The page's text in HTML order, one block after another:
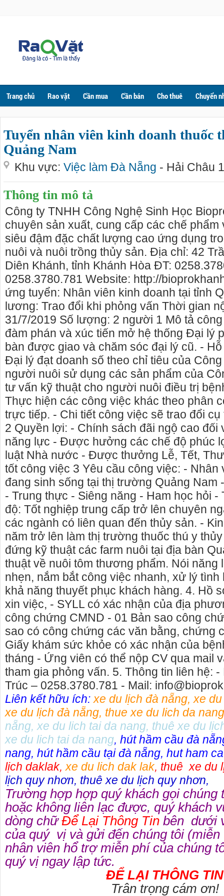
Trang chủ Rao vặt Cần mua Cần bán Cho thuê Chuyển
Tuyển nhân viên kinh doanh thuốc
Quảng Nam
Khu vực: Việc làm Đà Nẵng - Hải Châu
Thông tin mô tả
Công ty TNHH Công Nghệ Sinh Học
chuyên sản xuất, cung cấp các chế phẩm
siêu đậm đặc chất lượng cao ứng dụng
nuôi và nuôi trồng thủy sản. Địa chỉ: 42
Diên Khánh, tỉnh Khánh Hòa ĐT:
0258.3780.781 Website: http://
ứng tuyển: Nhân viên kinh doanh tại tỉnh
lương: Trao đổi khi phỏng vấn Thời gian
31/7/2019 Số lượng: 2 người 1 Mô tả
đàm phán và xúc tiến mở hệ thống Đại lý
bàn được giao và chăm sóc đại lý cũ. -
Đại lý đạt doanh số theo chỉ tiêu của
người nuôi sử dụng các sản phẩm của
tư vấn kỹ thuật cho người nuôi điều trị
Thực hiện các công việc khác theo phân
trực tiếp. - Chi tiết công việc sẽ trao đổi
2 Quyền lợi: - Chính sách đãi ngộ cao đối
năng lực - Được hưởng các chế độ phúc
luật Nhà nước - Được thưởng Lễ, Tết,
tốt công việc 3 Yêu cầu công việc: - Nhân
đang sinh sống tại thị trường Quảng Nam
- Trung thực - Siêng năng - Ham học hỏi -
độ: Tốt nghiệp trung cấp trở lên chuyên
các ngành có liên quan đến thủy sản. -
năm trở lên làm thị trường thuốc thú y
đứng kỹ thuật các farm nuôi tại địa bàn
thuật về nuôi tôm thương phẩm. Nói năng
nhẹn, nắm bắt công việc nhanh, xử lý tình
khả năng thuyết phục khách hàng. 4. Hồ
xin việc, - SYLL có xác nhận của địa
công chứng CMND - 01 Bản sao công
sao có công chứng các văn bằng, chứng
Giấy khám sức khỏe có xác nhận của
tháng - Ứng viên có thể nộp CV qua mail
tham gia phỏng vấn. 5. Thông tin liên hệ:
Trúc – 0258.3780.781 - Mail:
Liên kết hữu ích:xe du lịch đà nẵng,xe
xe du lịch đà nẵng, thue xe du lich da nang
nẵng,xe du lich tai da nang, thuê xe du
xe du lich tai da nang, hút hầm cầu đà
nang, hút hầm cầu tại đà nẵng, hut ham
lịch daklak,xe du lich dak lak, thuê xe du
lịch quy nhơn, thuê xe du lịch quy nhơn,
Trường hợp hợp quý khách gọi chúng
hoặc không liên lạc được, quý khách
dòng chữĐể Lại Thông Tin bên dưới
của quý vị và gửi đến chúng tôi
nhân viên hổ trợ miễn phí của chúng
quý vị ngay lập tức.
ĐỂ LẠI THÔNG TIN
Trân trọng cám ơn!
cho thue xe may phu yen -
phú yên
0387560028 cho thuê xe máy
thuê xe máy ở tại Tuy Hòa Phú
nguyên căn Phú Yên, chuyên cho
căn tại Phú Yên
đang cho thuê nhà nguyên căn
- Phú Yên.